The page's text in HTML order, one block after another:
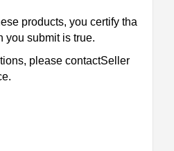
products, you certify tha
you submit is true.
please contactSeller